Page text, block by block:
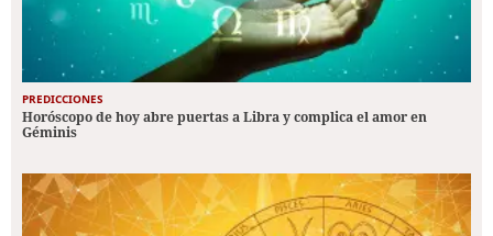
PREDICCIONES
Horóscopo de hoy abre puertas a Libra y complica el amor en
Géminis